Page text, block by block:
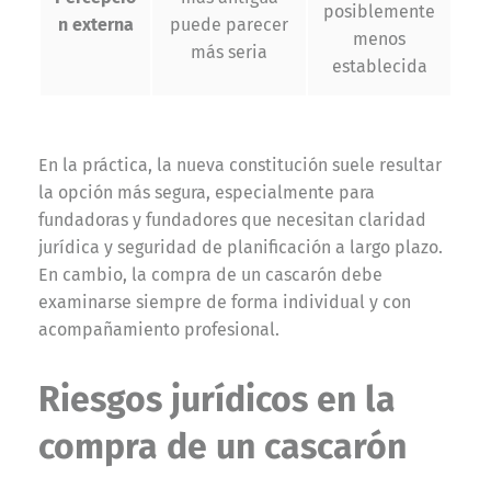
n externa
puede parecer
más seria
posiblemente
menos
establecida
En la práctica, la nueva constitución suele resultar
la opción más segura, especialmente para
fundadoras y fundadores que necesitan claridad
jurídica y seguridad de planificación a largo plazo.
En cambio, la compra de un cascarón debe
examinarse siempre de forma individual y con
acompañamiento profesional.
Riesgos jurídicos en la
compra de un cascarón